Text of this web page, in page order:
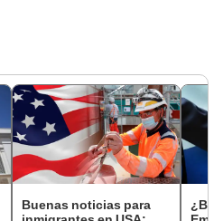
Buenas noticias para